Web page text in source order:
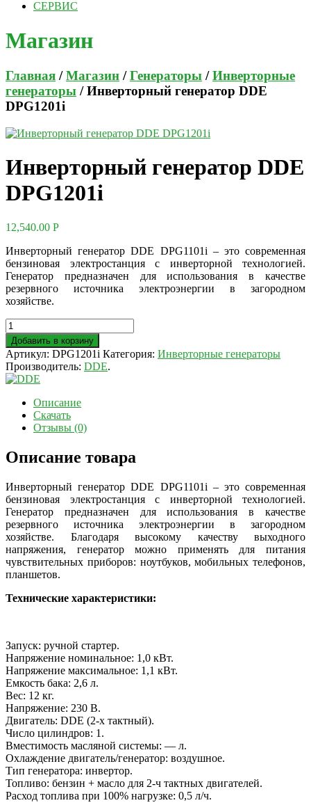
СЕРВИС
Магазин
Главная /Магазин /Генераторы /Инверторные
генераторы / Инверторный генератор DDE
DPG1201i
Инверторный генератор DDE
DPG1201i
12,540.00 Р
Инверторный генератор DDE DPG1101i – это современная
бензиновая электростанция с инверторной технологией.
Генератор предназначен для использования в качестве
резервного источника электроэнергии в загородном
хозяйстве.
Добавить в корзину
Артикул: DPG1201i Категория: Инверторные генераторы
Производитель: DDE.
Описание
Скачать
Отзывы (0)
Описание товара
Инверторный генератор DDE DPG1101i – это современная
бензиновая электростанция с инверторной технологией.
Генератор предназначен для использования в качестве
резервного источника электроэнергии в загородном
хозяйстве. Благодаря высокому качеству выходного
напряжения, генератор можно применять для питания
чувствительных приборов: ноутбуков, мобильных телефонов,
планшетов.
Технические характеристики:
Запуск: ручной стартер.
Напряжение номинальное: 1,0 кВт.
Напряжение максимальное: 1,1 кВт.
Емкость бака: 2,6 л.
Вес: 12 кг.
Напряжение: 230 В.
Двигатель: DDE (2-х тактный).
Число цилиндров: 1.
Вместимость масляной системы: — л.
Охлаждение двигатель/генератор: воздушное.
Тип генератора: инвертор.
Топливо: бензин + масло для 2-ч тактных двигателей.
Расход топлива при 100% нагрузке: 0,5 л/ч.